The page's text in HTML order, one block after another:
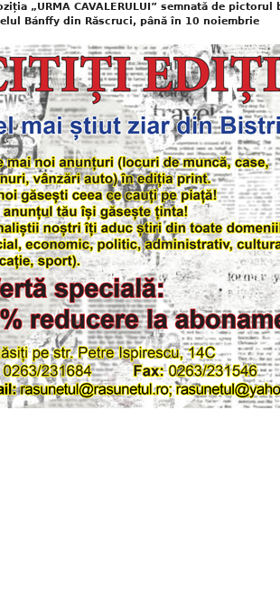
„URMA CAVALERULUI” semnată de
Bánffy din Răscruci, până în 10 noiembrie